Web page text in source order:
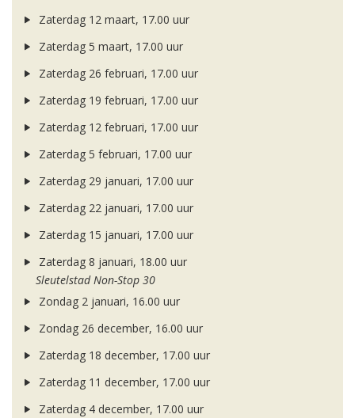
Zaterdag 12 maart, 17.00 uur
Zaterdag 5 maart, 17.00 uur
Zaterdag 26 februari, 17.00 uur
Zaterdag 19 februari, 17.00 uur
Zaterdag 12 februari, 17.00 uur
Zaterdag 5 februari, 17.00 uur
Zaterdag 29 januari, 17.00 uur
Zaterdag 22 januari, 17.00 uur
Zaterdag 15 januari, 17.00 uur
Zaterdag 8 januari, 18.00 uur
Sleutelstad Non-Stop 30
Zondag 2 januari, 16.00 uur
Zondag 26 december, 16.00 uur
Zaterdag 18 december, 17.00 uur
Zaterdag 11 december, 17.00 uur
Zaterdag 4 december, 17.00 uur